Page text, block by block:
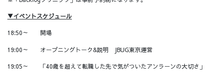
▼イベントスケジュール
18:50～ 開場
19:00～ オープニングトーク&説明 JBUG東京運営
19:05～ 「40歳を超えて転職した先で気がついたアンラーンの大切さ」